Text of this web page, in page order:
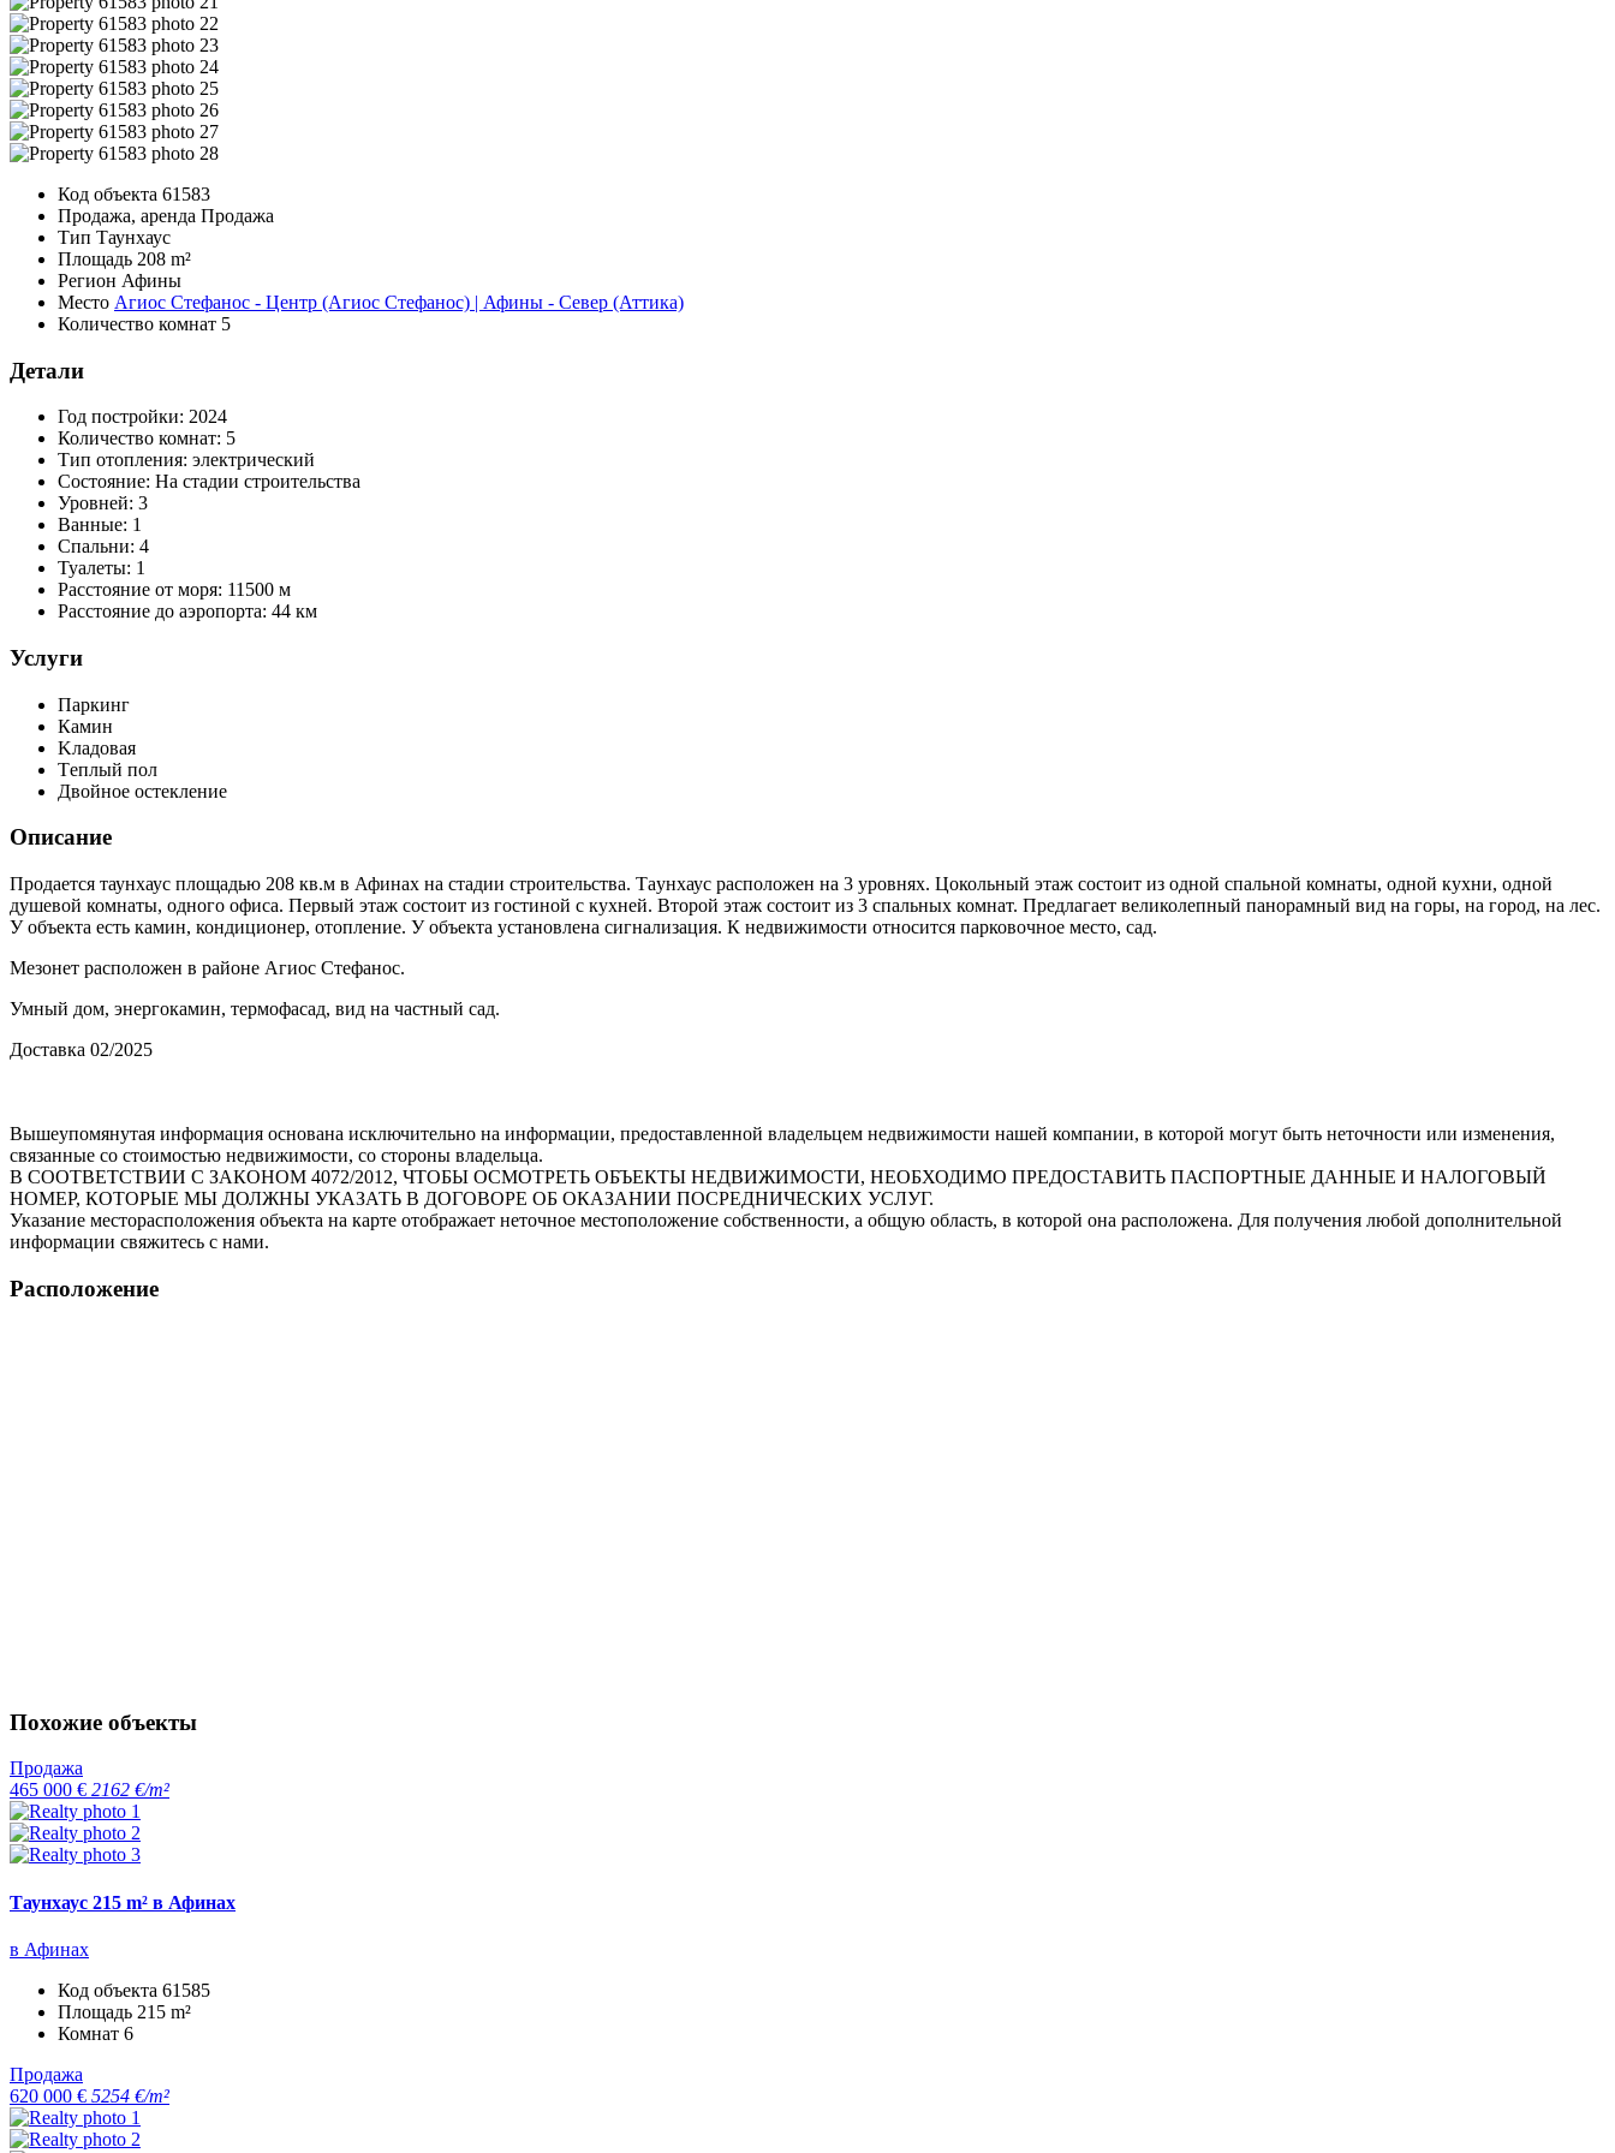
Код объекта 61583
Продажа, аренда Продажа
Тип Таунхаус
Площадь 208 m²
Регион Афины
Место Агиос Стефанос - Центр (Агиос Стефанос) | Афины - Север (Аттика)
Количество комнат 5
Детали
Год постройки: 2024
Количество комнат: 5
Тип отопления: электрический
Состояние: На стадии строительства
Уровней: 3
Ванные: 1
Спальни: 4
Туалеты: 1
Расстояние от моря: 11500 м
Расстояние до аэропорта: 44 км
Услуги
Паркинг
Камин
Kладовая
Τеплый пол
Двойное остекление
Описание
Продается таунхаус площадью 208 кв.м в Афинах на стадии строительства. Таyнхаус расположен на 3 уровнях. Цокольный этаж состоит из одной спальной комнаты, одной кухни, одной
душевой комнаты, одного офиса. Первый этаж состоит из гостиной с кухней. Второй этаж состоит из 3 спальных комнат. Предлагает великолепный панорамный вид на горы, на город, на лес.
У объекта есть камин, кондиционер, отопление. У объекта установлена сигнализация. К недвижимости относится парковочное место, сад.
Мезонет расположен в районе Агиос Стефанос.
Умный дом, энергокамин, термофасад, вид на частный сад.
Доставка 02/2025
Вышеупомянутая информация основана исключительно на информации, предоставленной владельцем недвижимости нашей компании, в которой могут быть неточности или изменения,
связанные со стоимостью недвижимости, со стороны владельца.
В СООТВЕТСТВИИ С ЗАКОНОМ 4072/2012, ЧТОБЫ ОСМОТРЕТЬ ОБЪЕКТЫ НЕДВИЖИМОСТИ, НЕОБХОДИМО ПРЕДОСТАВИТЬ ПАСПОРТНЫЕ ДАННЫЕ И НАЛОГОВЫЙ
НОМЕР, КОТОРЫЕ МЫ ДОЛЖНЫ УКАЗАТЬ В ДОГОВОРЕ ОБ ОКАЗАНИИ ПОСРЕДНИЧЕСКИХ УСЛУГ.
Указание месторасположения объекта на карте отображает неточное местоположение собственности, а общую область, в которой она расположена. Для получения любой дополнительной
информации свяжитесь с нами.
Расположение
Похожие объекты
Продажа
465 000 € 2162 €/m²
Таунхаус 215 m² в Афинах
в Афинах
Код объекта 61585
Площадь 215 m²
Комнат 6
Продажа
620 000 € 5254 €/m²